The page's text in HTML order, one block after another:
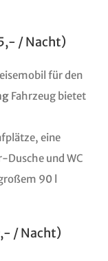
/ Nacht)
für den
Fahrzeug bietet
eine
Dusche und WC
90 l
/ Nacht)